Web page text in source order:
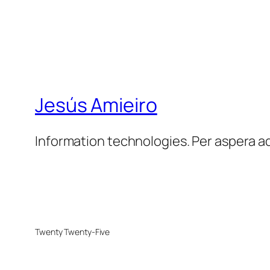
Jesús Amieiro
Information technologies. Per aspera
Twenty Twenty-Five